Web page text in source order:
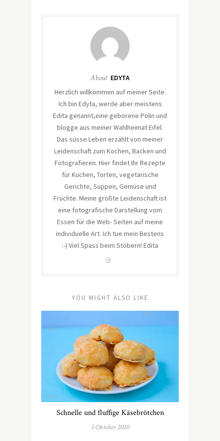
About EDYTA
Herzlich willkommen auf meiner Seite.
Ich bin Edyta, werde aber meistens
Edita genannt,eine geborene Polin und
blogge aus meiner Wahlheimat Eifel.
Das süsse Leben erzählt von meiner
Leidenschaft zum Kochen, Backen und
Fotografieren. Hier findet Ihr Rezepte
für Kuchen, Torten, vegetarische
Gerichte, Suppen, Gemüse und
Früchte. Meine größte Leidenschaft ist
eine fotografische Darstellung vom
Essen für die Web- Seiten auf meine
individuelle Art. Ich tue mein Bestens
:-) Viel Spass beim Stöbern! Edita
YOU MIGHT ALSO LIKE
Schnelle und fluffige Käsebrötchen
3 Oktober 2020